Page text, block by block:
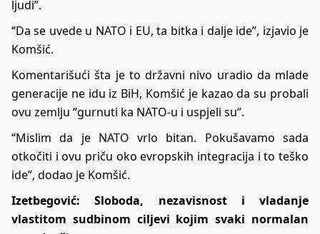
ljudi”.
“Da se uvede u NATO i EU, ta bitka i dalje ide”, izjavio je
Komšić.
Komentarišući šta je to državni nivo uradio da mlade
generacije ne idu iz BiH, Komšić je kazao da su probali
ovu zemlju “gurnuti ka NATO-u i uspjeli su”.
“Mislim da je NATO vrlo bitan. Pokušavamo sada
otkočiti i ovu priču oko evropskih integracija i to teško
ide”, dodao je Komšić.
Izetbegović: Sloboda, nezavisnost i vladanje
vlastitom sudbinom ciljevi kojim svaki normalan